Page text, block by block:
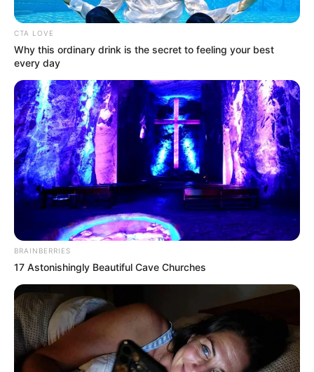
CTA LOVE
Why this ordinary drink is the secret to feeling your best
every day
BRAINBERRIES
17 Astonishingly Beautiful Cave Churches